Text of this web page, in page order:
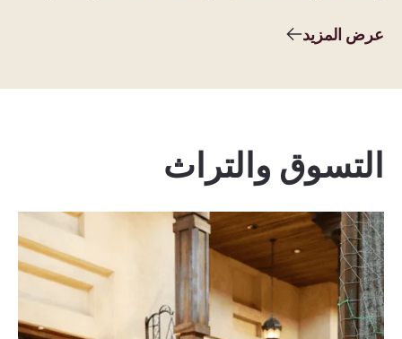
عرض المزيد
التسوق والتراث